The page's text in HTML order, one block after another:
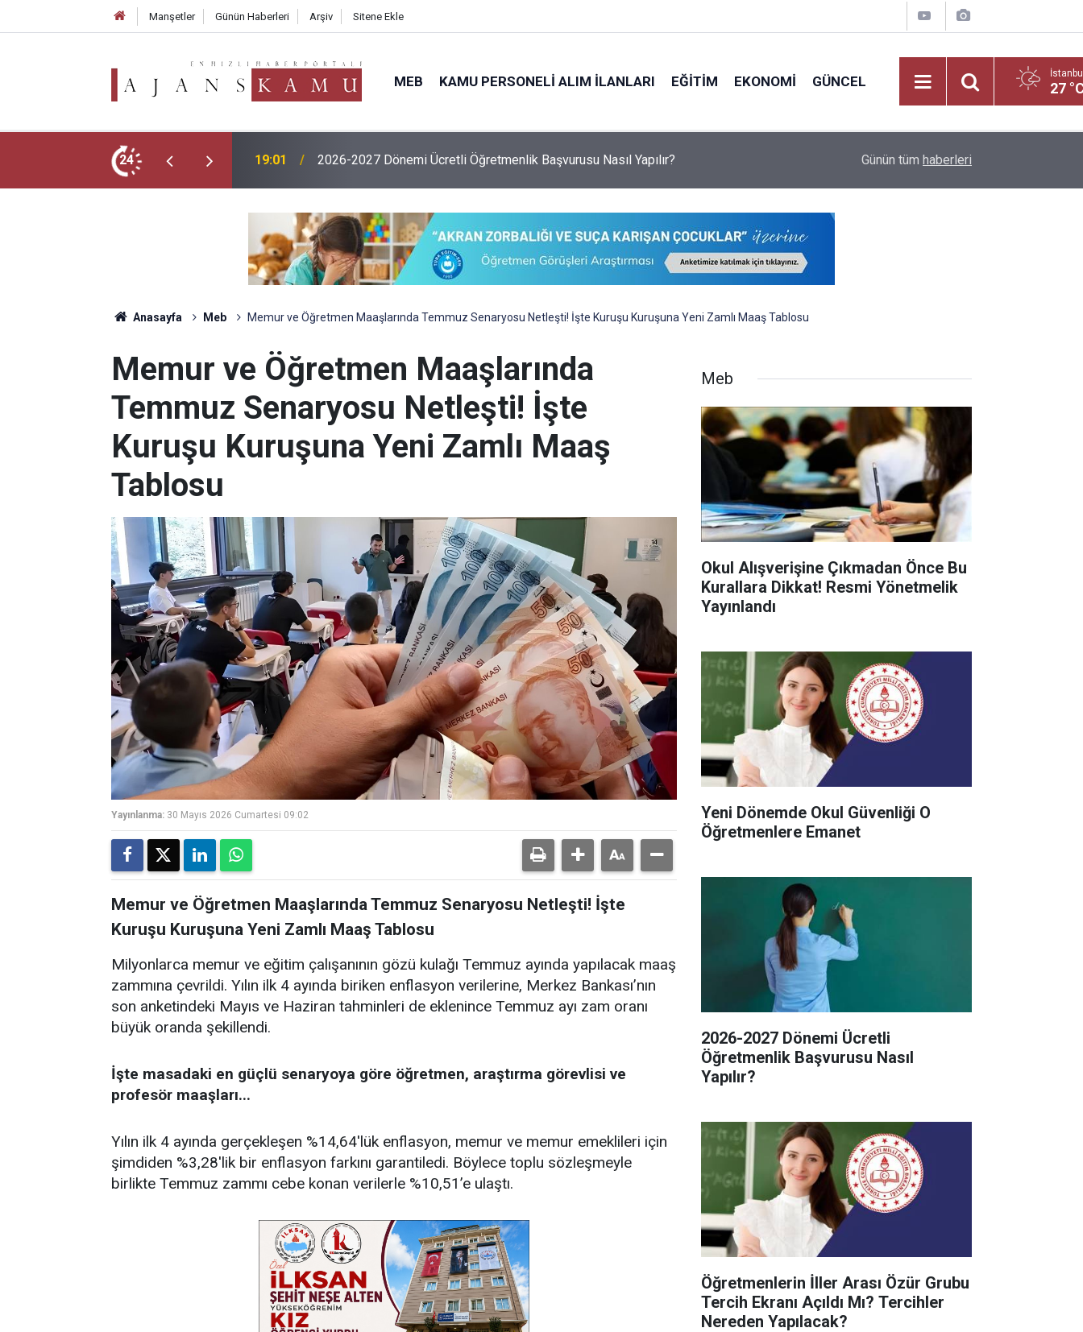
Manşetler Günün Haberleri Arşiv Sitene Ekle
MEB KAMU PERSONELI ALIM İLANLARI EĞITIM EKONOMI GÜNCEL 27
24
Başvurusu Nasıl Yapılır? 17:02
TMO 2026 Sezonu Fındık Alım Fiyatlarını Açıkladı: Giresun 255 TL, Levant
250 TL
Nereden Yapılacak?
Günün tüm haberleri
Anasayfa Meb Memur ve Öğretmen Maaşlarında Temmuz Senaryosu Netleşti! İşte Kuruşu Kuruşuna Yeni Zamlı Maaş Tablosu
Memur ve Öğretmen Maaşlarında
Temmuz Senaryosu Netleşti! İşte
Kuruşu Kuruşuna Yeni Zamlı Maaş
Tablosu
Yayınlanma: 30 Mayıs 2026 Cumartesi 09:02
Memur ve Öğretmen Maaşlarında Temmuz Senaryosu Netleşti! İşte
Kuruşu Kuruşuna Yeni Zamlı Maaş Tablosu
Milyonlarca memur ve eğitim çalışanının gözü kulağı Temmuz ayında yapılacak maaş
zammına çevrildi. Yılın ilk 4 ayında biriken enflasyon verilerine, Merkez Bankası’nın
son anketindeki Mayıs ve Haziran tahminleri de eklenince Temmuz ayı zam oranı
büyük oranda şekillendi.
İşte masadaki en güçlü senaryoya göre öğretmen, araştırma görevlisi ve
profesör maaşları...
Yılın ilk 4 ayında gerçekleşen %14,64'lük enflasyon, memur ve memur emeklileri için
şimdiden %3,28'lik bir enflasyon farkını garantiledi. Böylece toplu sözleşmeyle
birlikte Temmuz zammı cebe konan verilerle %10,51’e ulaştı.
Meb
Okul Alışverişine Çıkmadan Önce Bu
Kurallara Dikkat! Resmi Yönetmelik
Yayınlandı
Yeni Dönemde Okul Güvenliği O
Öğretmenlere Emanet
2026-2027 Dönemi Ücretli
Öğretmenlik Başvurusu Nasıl
Yapılır?
Öğretmenlerin İller Arası Özür Grubu
Tercih Ekranı Açıldı Mı? Tercihler
Nereden Yapılacak?